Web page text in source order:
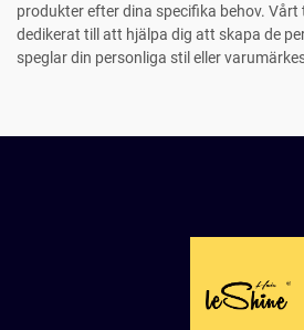
produkter efter dina specifika behov. Vårt
dedikerat till att hjälpa dig att skapa de
speglar din personliga stil eller